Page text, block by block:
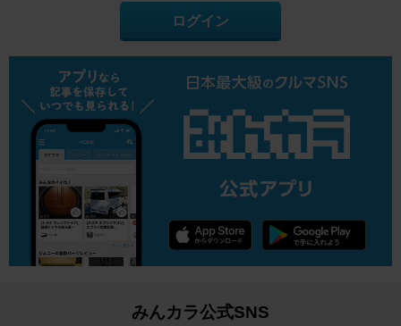
ログイン
みんカラ公式SNS